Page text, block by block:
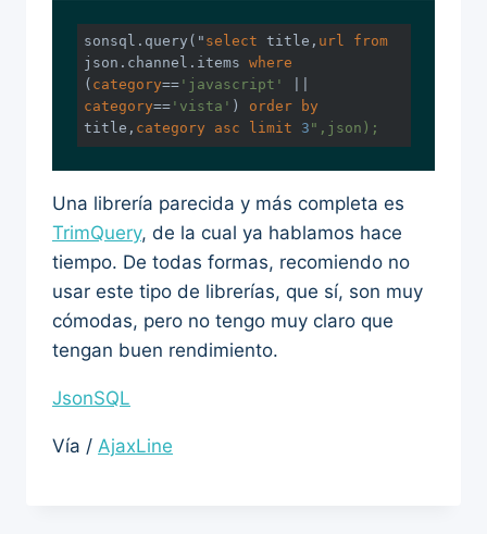
sonsql.query(" select title, url
from
json.channel.items where
( category=='javascript'
category=='vista' ) order
by
title, category asc limit 3 ",json);
Una librería parecida y más completa es
TrimQuery, de la cual ya hablamos hace
tiempo. De todas formas, recomiendo no
usar este tipo de librerías, que sí, son muy
cómodas, pero no tengo muy claro que
tengan buen rendimiento.
JsonSQL
Vía / AjaxLine